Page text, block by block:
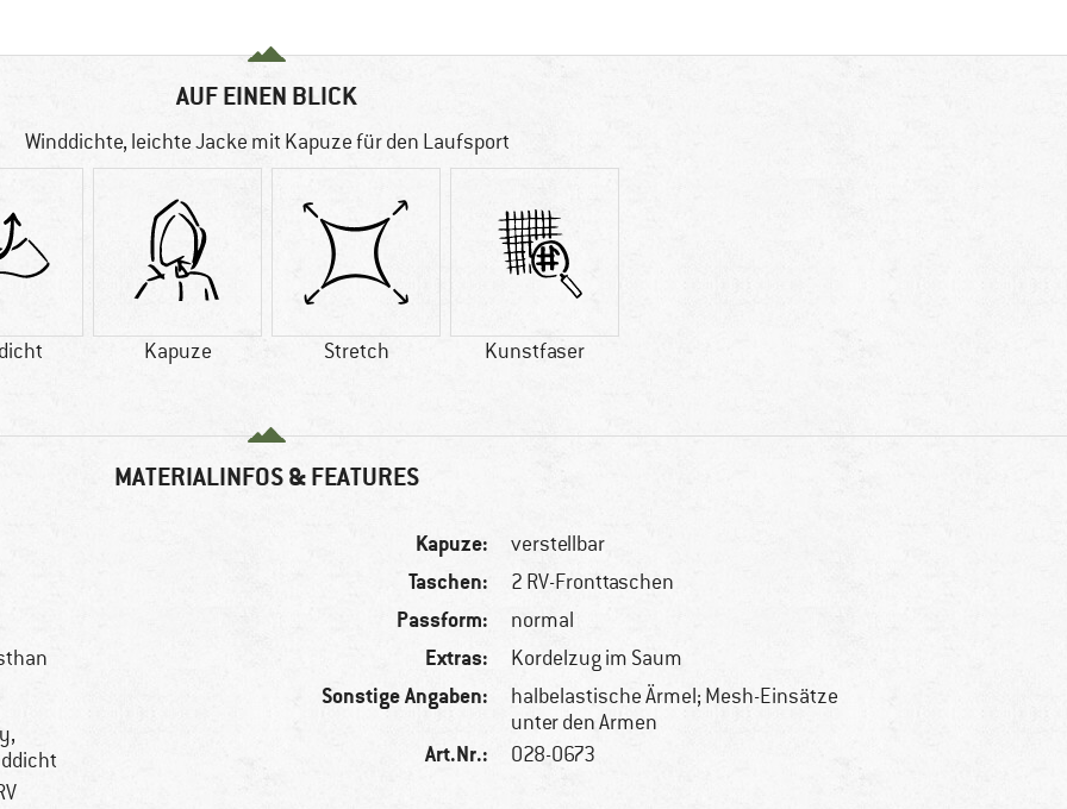
AUF EINEN BLICK
Winddichte, leichte Jacke mit Kapuze für den Laufsport
Kapuze Stretch Kunstfaser
MATERIALINFOS & FEATURES
Kapuze: verstellbar
Taschen: 2 RV-Fronttaschen
Passform: normal
Extras: Kordelzug im Saum
Sonstige Angaben:
halbelastische Ärmel; Mesh-Einsätze
unter den Armen
Art.Nr.: 028-0673